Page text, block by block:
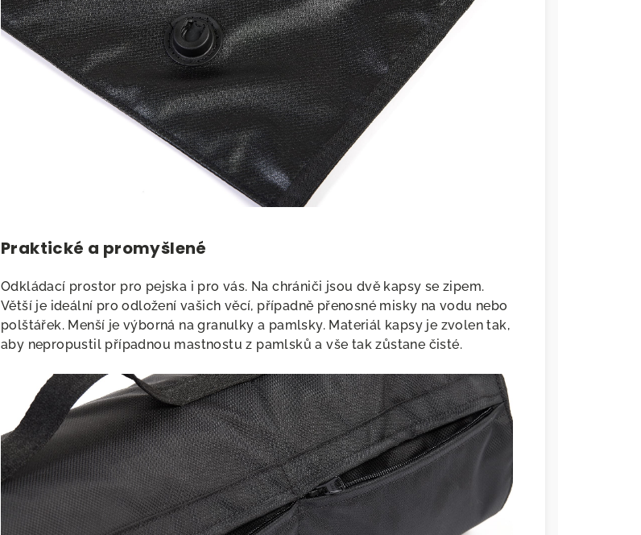
Praktické a promyšlené
Odkládací prostor pro pejska i pro vás. Na chrániči jsou dvě kapsy se zipem.
Větší je ideální pro odložení vašich věcí, případně přenosné misky na vodu nebo
polštářek. Menší je výborná na granulky a pamlsky. Materiál kapsy je zvolen tak,
aby nepropustil případnou mastnostu z pamlsků a vše tak zůstane čisté.